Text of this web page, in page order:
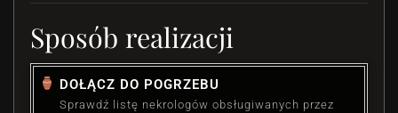
Sposób realizacji
DOŁĄCZ DO POGRZEBU
Sprawdź listę nekrologów obsługiwanych przez